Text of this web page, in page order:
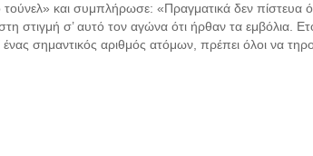
τούνελ» και συμπλήρωσε: «Πραγματικά δεν πίστευα
στιγμή σ’ αυτό τον αγώνα ότι ήρθαν τα εμβόλια.
ένας σημαντικός αριθμός ατόμων, πρέπει όλοι να